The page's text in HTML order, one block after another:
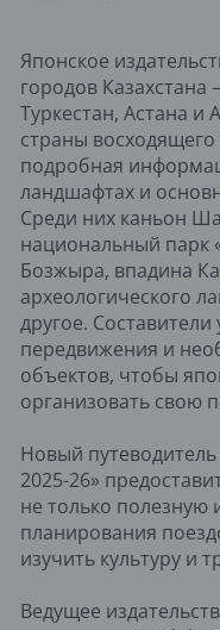
Японское
городов
Туркестан, Астана и
страны
подробная
ландшафтах и
Среди них каньон
национальный парк
Бозжыра, впадина
археологического
другое.
передвижения и
объектов, чтобы
организовать свою
Новый
2025-26»
не только
планирования
изучить культуру и
Ведущее